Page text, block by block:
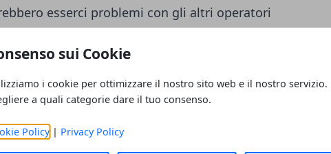
sui Cookie
i cookie per ottimizzare il nostro sito web e il nostro servizio.
a quali categorie dare il tuo consenso.
Policy| Privacy Policy
esserci problemi con gli altri operatori
per chi vuole restare sotto i 10 euro
a Tim è data dalla promozione
ugualmente minuti illimitati verso tutti e
solito costo per il pubblico fissato a 5 euro
caso, però, la particolare denominazione
da Wind, tenendo ben presente che non